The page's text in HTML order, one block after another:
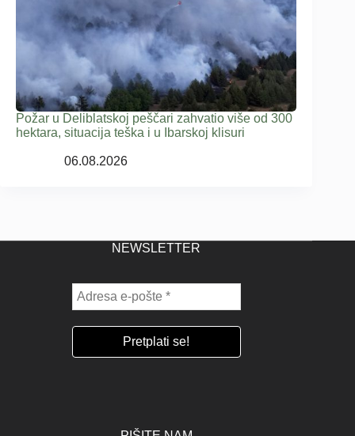
Požar u Deliblatskoj peščari zahvatio više od 300
hektara, situacija teška i u Ibarskoj klisuri
06.08.2026
NEWSLETTER